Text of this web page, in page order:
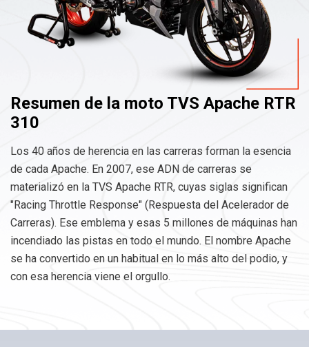
Resumen de la moto TVS Apache RTR
310
Los 40 años de herencia en las carreras forman la esencia
de cada Apache. En 2007, ese ADN de carreras se
materializó en la TVS Apache RTR, cuyas siglas significan
"Racing Throttle Response" (Respuesta del Acelerador de
Carreras). Ese emblema y esas 5 millones de máquinas han
incendiado las pistas en todo el mundo. El nombre Apache
se ha convertido en un habitual en lo más alto del podio, y
con esa herencia viene el orgullo.